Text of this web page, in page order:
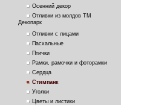
Осенний декор
Отливки из молдов ТМ
Декопарк
Отливки с лицами
Пасхальные
Птички
Рамки, рамочки и фоторамки
Сердца
Стимпанк
Уголки
Цветы и листики